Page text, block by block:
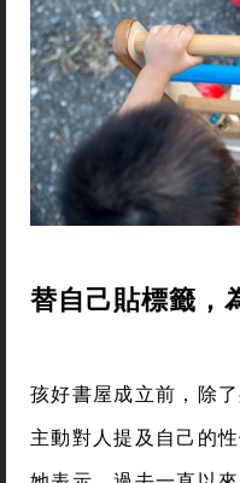
替自己貼標籤，
孩好書屋成立前，除
主動對人提及自己的